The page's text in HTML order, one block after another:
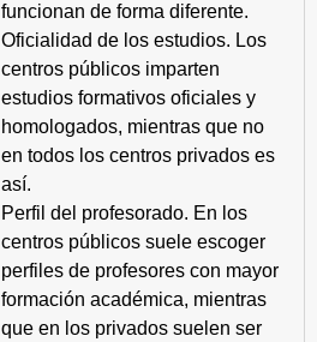
funcionan de forma diferente.
Oficialidad de los estudios. Los
centros públicos imparten
estudios formativos oficiales y
homologados, mientras que no
en todos los centros privados es
así.
Perfil del profesorado. En los
centros públicos suele escoger
perfiles de profesores con mayor
formación académica, mientras
que en los privados suelen ser